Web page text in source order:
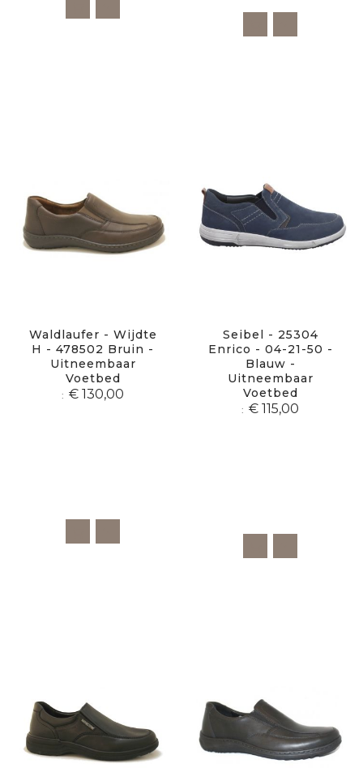
Waldlaufer - Wijdte
H - 478502 Bruin -
Uitneembaar
Voetbed
€ 130,00
Seibel - 25304
Enrico - 04-21-50 -
Blauw -
Uitneembaar
Voetbed
€ 115,00